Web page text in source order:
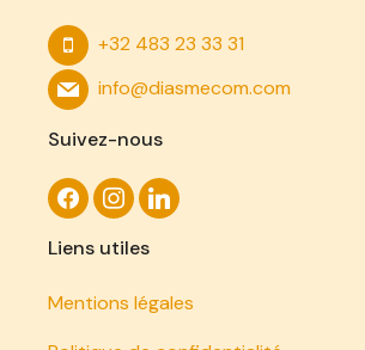
+32 483 23 33 31
info@diasmecom.com
Suivez-nous
Liens utiles
Mentions légales